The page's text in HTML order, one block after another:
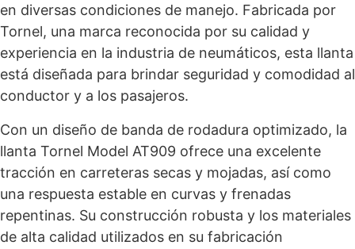
en diversas condiciones de manejo. Fabricada por
Tornel, una marca reconocida por su calidad y
experiencia en la industria de neumáticos, esta llanta
está diseñada para brindar seguridad y comodidad al
conductor y a los pasajeros.
Con un diseño de banda de rodadura optimizado, la
llanta Tornel Model AT909 ofrece una excelente
tracción en carreteras secas y mojadas, así como
una respuesta estable en curvas y frenadas
repentinas. Su construcción robusta y los materiales
de alta calidad utilizados en su fabricación